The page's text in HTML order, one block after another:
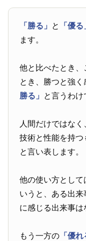
「勝る」 と 「優
ます。
他と比べたとき
とき、勝つと強く
勝る」 と言うわけ
人間だけではな
技術と性能を持つ
と言い表します。
他の使い方として
いうと、ある出
に感じる出来事は
もう一方の 「優れ